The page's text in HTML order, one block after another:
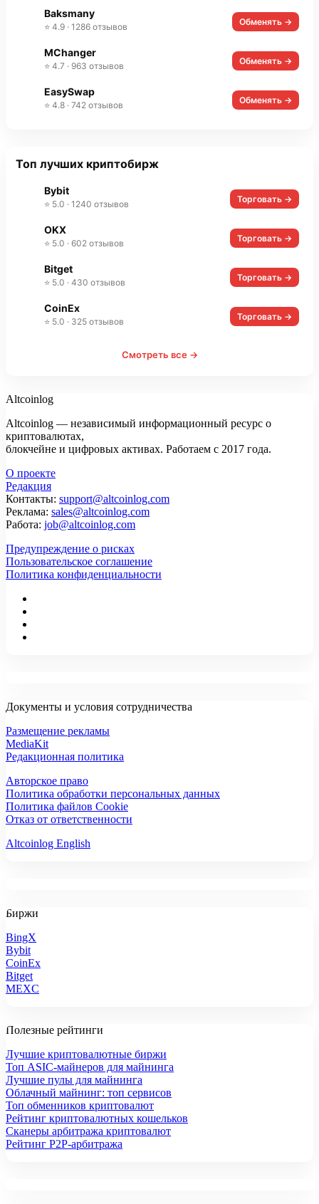
Baksmany
⭐ 4.9 · 1286 отзывов Обменять →
MChanger
⭐ 4.7 · 963 отзывов Обменять →
EasySwap
⭐ 4.8 · 742 отзывов Обменять →
Топ лучших криптобирж
Bybit
⭐ 5.0 · 1240 отзывов Торговать →
OKX
⭐ 5.0 · 602 отзывов Торговать →
Bitget
⭐ 5.0 · 430 отзывов Торговать →
CoinEx
⭐ 5.0 · 325 отзывов Торговать →
Смотреть все →
Altcoinlog
Altcoinlog — независимый информационный ресурс о
криптовалютах,
блокчейне и цифровых активах. Работаем с 2017 года.
О проекте
Редакция
Контакты: support@altcoinlog.com
Реклама: sales@altcoinlog.com
Работа: job@altcoinlog.com
Предупреждение о рисках
Пользовательское соглашение
Политика конфиденциальности
Документы и условия сотрудничества
Размещение рекламы
MediaKit
Редакционная политика
Авторское право
Политика обработки персональных данных
Политика файлов Cookie
Отказ от ответственности
Altcoinlog English
Биржи
BingX
Bybit
CoinEx
Bitget
MEXC
Полезные рейтинги
Лучшие криптовалютные биржи
Топ ASIC-майнеров для майнинга
Лучшие пулы для майнинга
Облачный майнинг: топ сервисов
Топ обменников криптовалют
Рейтинг криптовалютных кошельков
Сканеры арбитража криптовалют
Рейтинг P2P-арбитража